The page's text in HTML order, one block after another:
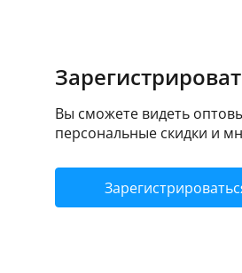
Вы сможете видеть
персональные скидки и